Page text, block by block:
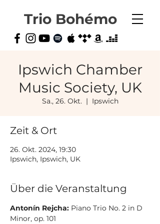
Trio Bohémo
Ipswich Chamber
Music Society, UK
Sa., 26. Okt.
  |
Ipswich
Zeit & Ort
26. Okt. 2024, 19:30
Ipswich, Ipswich, UK
Über die Veranstaltung
Antonín Rejcha: Piano Trio No. 2 in D
Minor, op. 101